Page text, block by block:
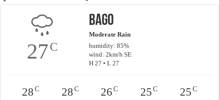
27C
Bago
Moderate Rain
humidity: 85%
wind: 2km/h SE
H 27 • L 27
28C 28C 26 C 25C 25C